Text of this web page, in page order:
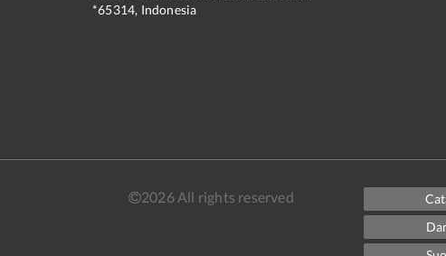
*65314, Indonesia
2026All rights reserved